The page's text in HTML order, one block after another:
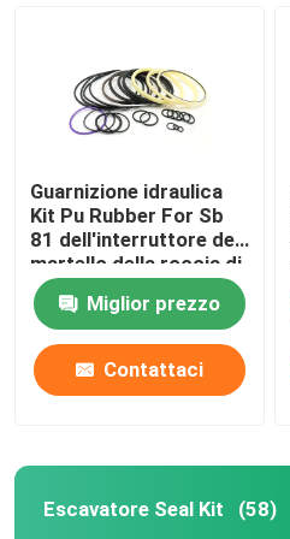
Casa
Guarnizione idraulica
Kit Pu Rubber For Sb
81 dell'interruttore del
martello della roccia di
riparazione
Miglior prezzo
Contattaci
Escavatore Seal Kit (58)